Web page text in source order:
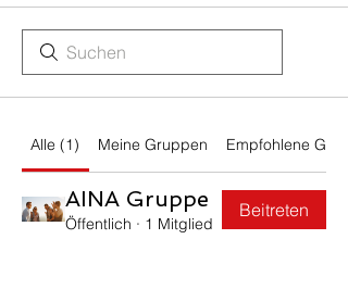
Alle (1) Meine Gruppen Empfohlene
AINA Gruppe
Öffentlich · 1 Mitglied
Beitreten